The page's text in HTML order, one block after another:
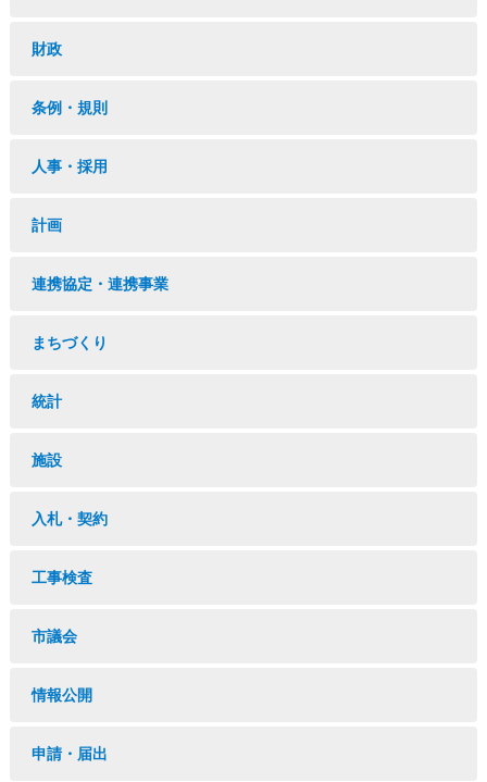
財政
条例・規則
人事・採用
計画
連携協定・連携事業
まちづくり
統計
施設
入札・契約
工事検査
市議会
情報公開
申請・届出